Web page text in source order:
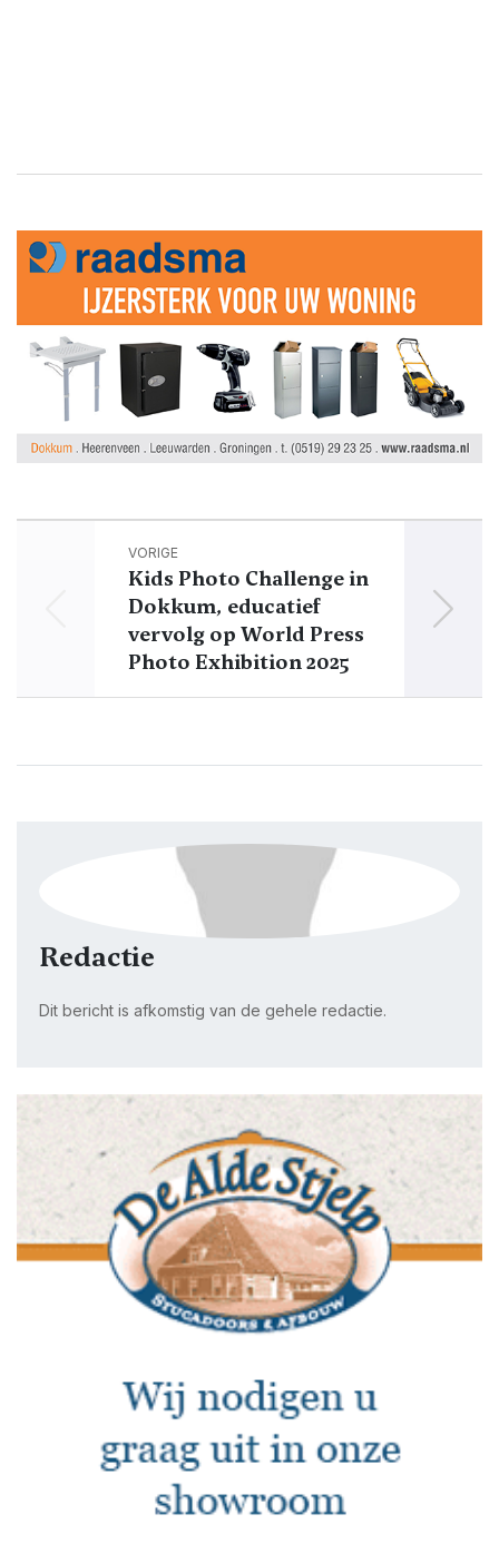
VORIGE
Kids Photo Challenge in
Dokkum, educatief
vervolg op World Press
Photo Exhibition 2025
Redactie
Dit bericht is afkomstig van de gehele redactie.